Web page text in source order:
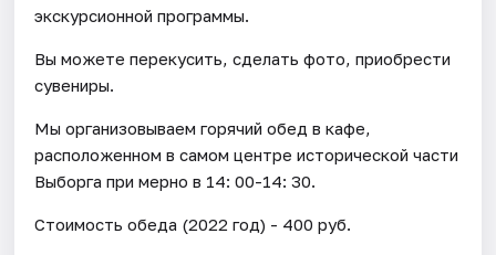
экскурсионной программы.
Вы можете перекусить, сделать фото, приобрести
сувениры.
Мы организовываем горячий обед в кафе,
расположенном в самом центре исторической части
Выборга при мерно в 14: 00-14: 30.
Стоимость обеда (2022 год) - 400 руб.